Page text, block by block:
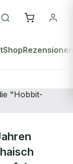
ShopRezensionen
über